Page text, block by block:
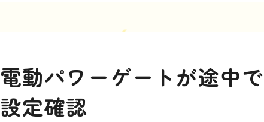
電動パワーゲートが途中
設定確認